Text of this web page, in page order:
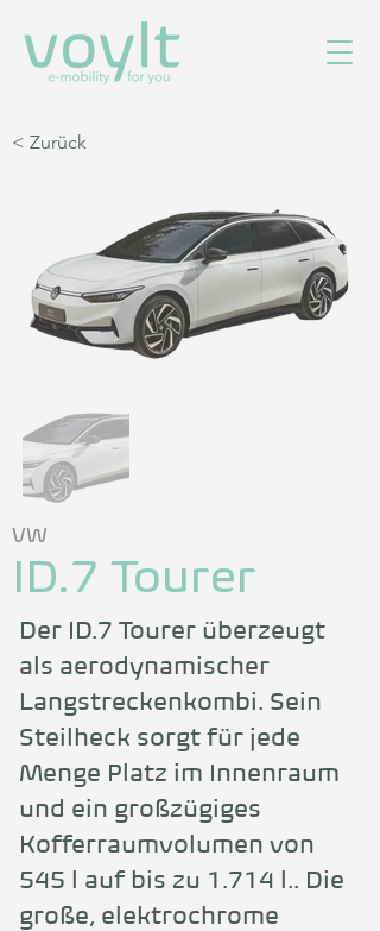
< Zurück
VW
ID.7 Tourer
Der ID.7 Tourer überzeugt
als aerodynamischer
Langstreckenkombi. Sein
Steilheck sorgt für jede
Menge Platz im Innenraum
und ein großzügiges
Kofferraumvolumen von
545 l auf bis zu 1.714 l.. Die
große, elektrochrome